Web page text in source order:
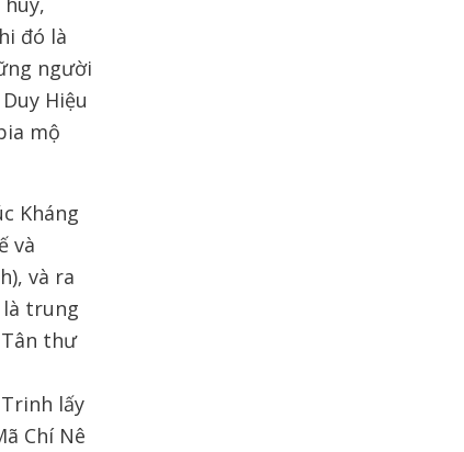
đó là
người
Hiệu
mộ
Kháng
và
và ra
là trung
thư
lấy
Chí Nê